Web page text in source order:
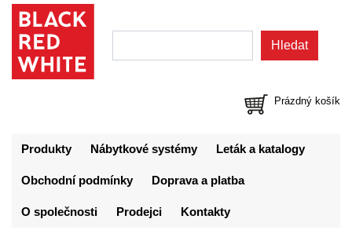
Prázdný košík
Produkty Nábytkové systémy Leták a katalogy
Obchodní podmínky Doprava a platba
O společnosti Prodejci Kontakty